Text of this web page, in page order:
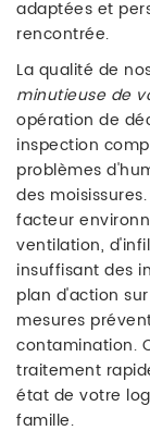
adaptées et
rencontrée.
La qualité de
minutieuse de
opération de
inspection
problèmes
des
facteur
ventilation,
insuffisant des
plan d'action
mesures
contamination.
traitement
état de votre
famille.